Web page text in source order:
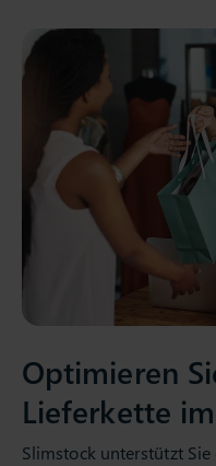
Optimieren
Lieferkette
Slimstock unterstützt